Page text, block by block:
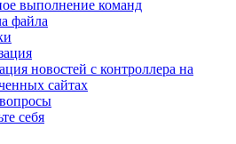
выполнение команд
файла
новостей с контроллера на
сайтах
себя